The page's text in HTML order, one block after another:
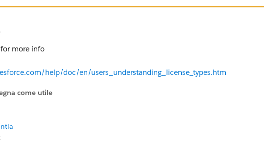
more info
help/doc/en/users_understanding_license_types.htm
come utile